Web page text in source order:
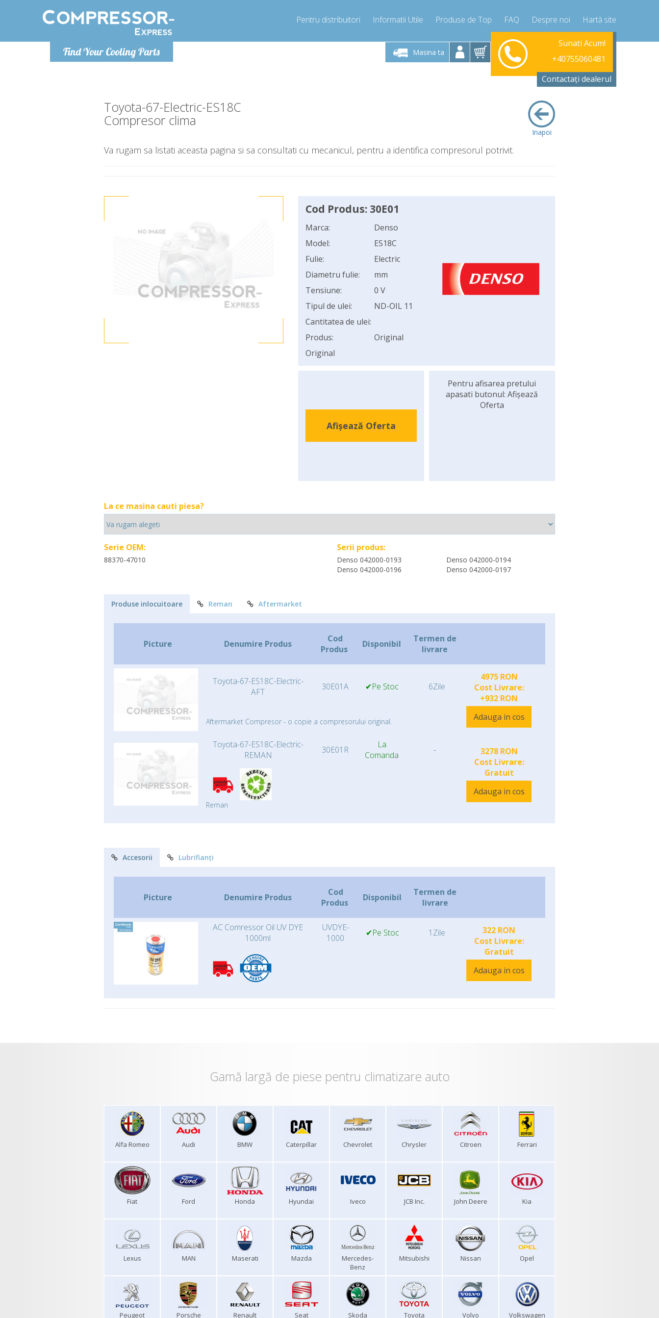
Find Your Cooling Parts
Pentru distribuitori Informatii Utile Produse de Top FAQ Despre noi Hartă site
Masina ta
Luni-Vineri 9.00 -17.00
+40755060481
info@compressor-express.ro
Sunati Acum!
Luni-Vineri 9.00 -17.00
info@compressor-express.ro
Sunati Acum!
+40755060481
Contactați dealerul
Inapoi
Toyota-67-Electric-ES18C
Compresor clima
Va rugam sa listati aceasta pagina si sa consultati cu mecanicul, pentru a identifica compresorul potrivit.
Cod Produs: 30E01
Marca:
Denso
Model:
ES18C
Fulie:
Electric
Diametru fulie:
mm
Tensiune:
0 V
Tipul de ulei:
ND-OIL 11
Cantitatea de ulei:
Produs:
Original
Original
Afișează Oferta
Pentru afisarea pretului
apasati butonul: Afișează
Oferta
La ce masina cauti piesa?
Serie OEM:
88370-47010
Serii produs:
Denso 042000-0193
Denso 042000-0194
Denso 042000-0196
Denso 042000-0197
Produse inlocuitoare Reman Aftermarket
Picture Denumire Produs
Cod
Produs
Disponibil
Termen de
livrare
Toyota-67-ES18C-Electric-
AFT
30E01A ✔Pe Stoc 6Zile
4975 RON
Cost Livrare:
+932 RON
Adauga in cos
Aftermarket Compresor - o copie a compresorului original.
Toyota-67-ES18C-Electric-
REMAN
30E01R
La
Comanda
-
3278 RON
Cost Livrare:
Gratuit
Adauga in cos
Reman
Accesorii Lubrifianți
Picture Denumire Produs
Cod
Produs
Disponibil
Termen de
livrare
AC Comressor Oil UV DYE
1000ml
UVDYE-
1000
✔Pe Stoc 1Zile
322 RON
Cost Livrare:
Gratuit
Adauga in cos
Gamă largă de piese pentru climatizare auto
Alfa Romeo Audi BMW Caterpillar Chevrolet Chrysler Citroen Ferrari
Fiat Ford Honda Hyundai Iveco JCB Inc. John Deere Kia
Lexus MAN Maserati Mazda
Mercedes-
Benz
Mitsubishi Nissan Opel
Peugeot Porsche Renault Seat Skoda Toyota Volvo Volkswagen